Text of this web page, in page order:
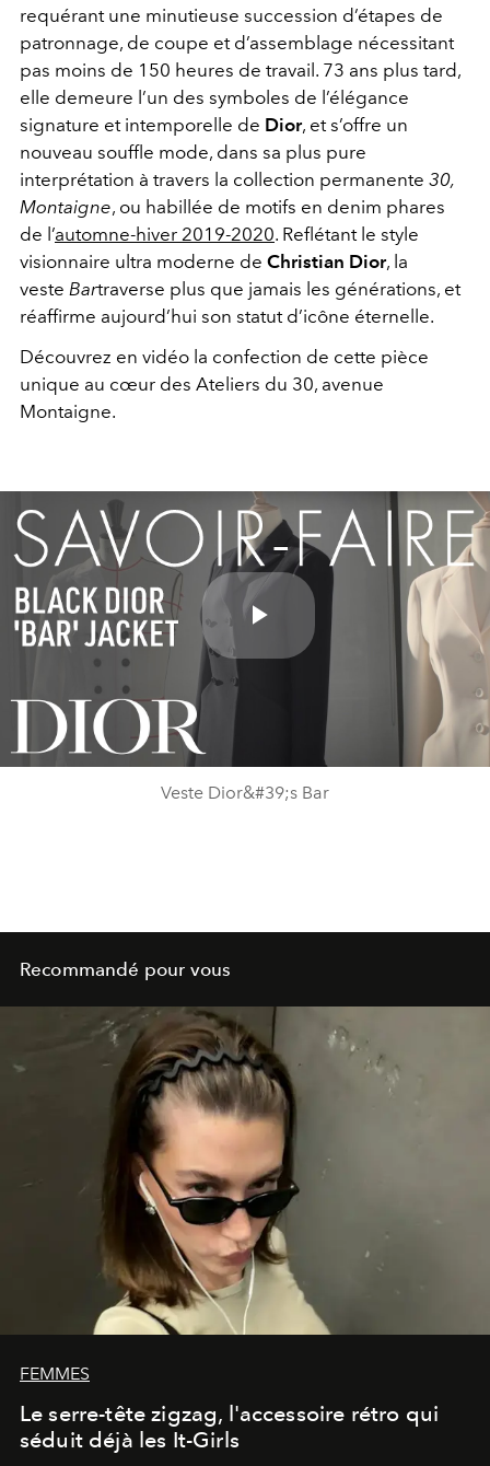
requérant une minutieuse succession d’étapes de
patronnage, de coupe et d’assemblage nécessitant
pas moins de 150 heures de travail. 73 ans plus tard,
elle demeure l’un des symboles de l’élégance
signature et intemporelle de Dior, et s’offre un
nouveau souffle mode, dans sa plus pure
interprétation à travers la collection permanente 30,
Montaigne, ou habillée de motifs en denim phares
de l’automne-hiver 2019-2020. Reflétant le style
visionnaire ultra moderne de Christian Dior, la
veste Bartraverse plus que jamais les générations, et
réaffirme aujourd’hui son statut d’icône éternelle.
Découvrez en vidéo la confection de cette pièce
unique au cœur des Ateliers du 30, avenue
Montaigne.
Play
Video
Veste Dior&#39;s Bar
Recommandé pour vous
FEMMES
Le serre-tête zigzag, l'accessoire rétro qui
séduit déjà les It-Girls